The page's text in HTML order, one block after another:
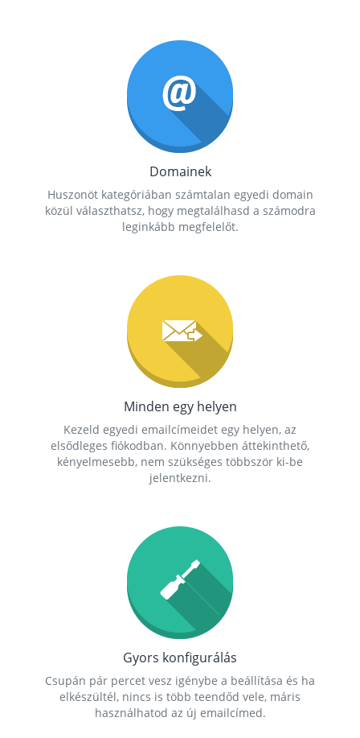
Domainek
Huszonöt kategóriában számtalan egyedi domain
közül választhatsz, hogy megtalálhasd a számodra
leginkább megfelelőt.
Minden egy helyen
Kezeld egyedi emailcímeidet egy helyen, az
elsődleges fiókodban. Könnyebben áttekinthető,
kényelmesebb, nem szükséges többször ki-be
jelentkezni.
Gyors konfigurálás
Csupán pár percet vesz igénybe a beállítása és ha
elkészültél, nincs is több teendőd vele, máris
használhatod az új emailcímed.